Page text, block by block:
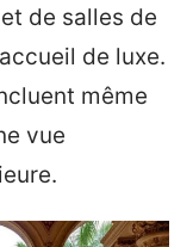
de salles de
de luxe.
même
vue